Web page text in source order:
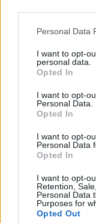
Personal Data
I want to opt-
personal data.
Opted In
I want to opt-
Personal Data.
Opted In
I want to opt-
Personal Data
Opted In
I want to opt-
Retention,
Personal Data
Purposes for
Opted Out
και